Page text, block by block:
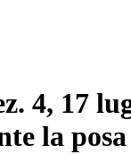
4, 17
la